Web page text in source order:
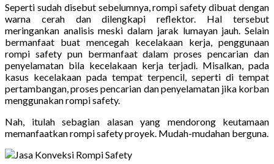
Seperti sudah disebut sebelumnya, rompi safety dibuat dengan
warna cerah dan dilengkapi reflektor. Hal tersebut
meringankan analisis meski dalam jarak lumayan jauh. Selain
bermanfaat buat mencegah kecelakaan kerja, penggunaan
rompi safety pun bermanfaat dalam proses pencarian dan
penyelamatan bila kecelakaan kerja terjadi. Misalkan, pada
kasus kecelakaan pada tempat terpencil, seperti di tempat
pertambangan, proses pencarian dan penyelamatan jika korban
menggunakan rompi safety.
Nah, itulah sebagian alasan yang mendorong keutamaan
memanfaatkan rompi safety proyek. Mudah-mudahan berguna.